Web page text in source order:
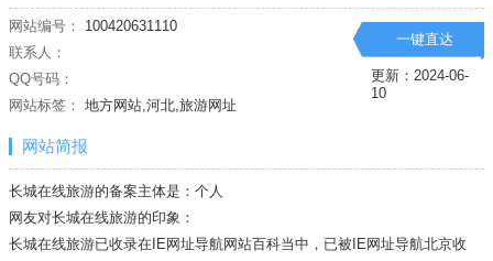
网站编号：
100420631110
联系人：
QQ号码：
网站标签： 地方网站,河北,旅游网址
一键直达
更新：2024-06-
10
网站简报
长城在线旅游的备案主体是：个人
网友对长城在线旅游的印象：
长城在线旅游已收录在IE网址导航网站百科当中，已被IE网址导航北京收